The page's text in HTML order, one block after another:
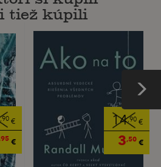
tiež kúpili
,90€
,95€
14,90€
3,50€